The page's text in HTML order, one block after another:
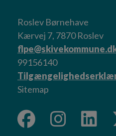
Roslev Børnehave
Kærvej 7, 7870 Roslev
99156140
Sitemap